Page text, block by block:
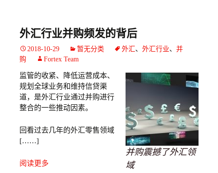
外汇行业并购频发的背后
2018-10-29 暂无分类 外汇 、 外汇行业、 并
购
Fortex Team
并购震撼了外汇领
域
监管的收紧、降低运营成本、
规划全球业务和维持信贷渠
道，是外汇行业通过并购进行
整合的一些推动因素。
回看过去几年的外汇零售领域
[……]
阅读更多